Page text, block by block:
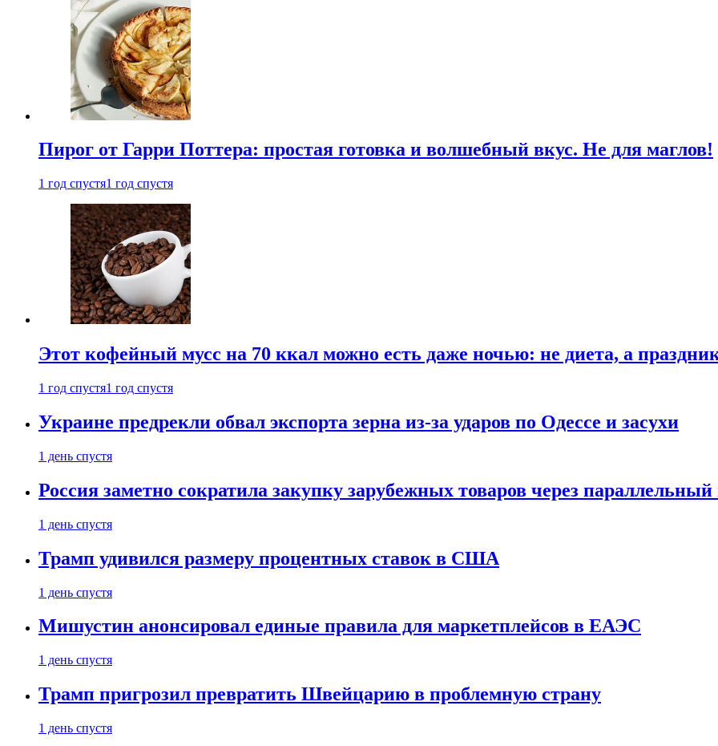
Пирог от Гарри Поттера: простая готовка и волшебный вкус. Не для маглов!
1 год спустя1 год спустя
Этот кофейный мусс на 70 ккал можно есть даже ночью: не диета, а
1 год спустя1 год спустя
Украине предрекли обвал экспорта зерна из-за ударов по Одессе и засухи
1 день спустя
Россия заметно сократила закупку зарубежных товаров через
1 день спустя
Трамп удивился размеру процентных ставок в США
1 день спустя
Мишустин анонсировал единые правила для маркетплейсов в ЕАЭС
1 день спустя
Трамп пригрозил превратить Швейцарию в проблемную страну
1 день спустя